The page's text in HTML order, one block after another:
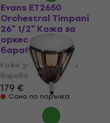
Evans ET2650
Orchestral Timpani
26" 1/2" Кожа за
оркестрови
барабани
Кожа за оркестрови
барабани
179 €
Само по поръчка